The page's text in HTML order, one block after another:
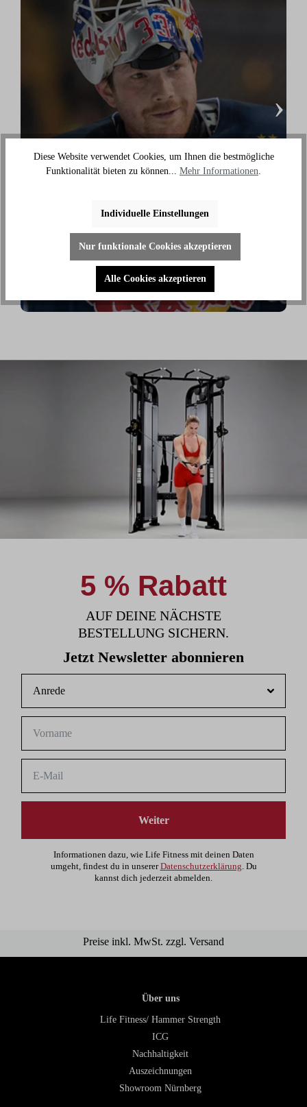
Danny aus den Birken
Meister)
"Ich benutze das Bike jeden Tag und es hilft mir
außerhalb des Eises an meiner Fitness zu arbeiten."
›
5 % Rabatt
AUF DEINE NÄCHSTE
BESTELLUNG SICHERN.
Jetzt Newsletter abonnieren
Weiter
Informationen dazu, wie Life Fitness mit deinen Daten
umgeht, findest du in unsererDatenschutzerklärung. Du
kannst dich jederzeit abmelden.
Preise inkl. MwSt. zzgl. Versand
Über uns
Life Fitness/ Hammer Strength
ICG
Nachhaltigkeit
Auszeichnungen
Showroom Nürnberg
Diese Website verwendet Cookies, um Ihnen die bestmögliche
Funktionalität bieten zu können... Mehr Informationen.
Individuelle Einstellungen
Nur funktionale Cookies akzeptieren
Alle Cookies akzeptieren